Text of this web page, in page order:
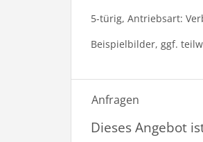
5-türig, Antriebsart:
Beispielbilder, ggf.
Anfragen
Dieses Angebot